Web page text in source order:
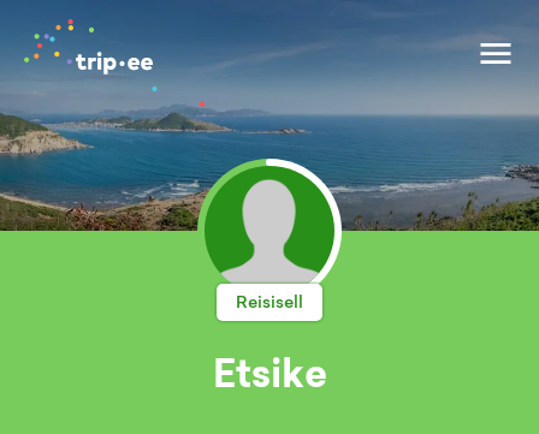
Reisisell
Etsike